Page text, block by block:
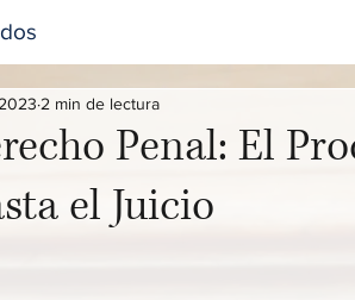
Penal: El
el Juicio
2 min de lectura